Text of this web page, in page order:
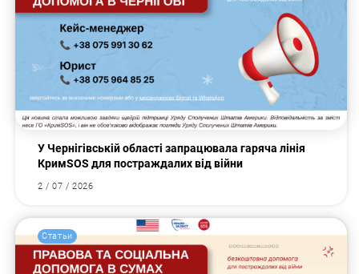
У Чернігівській області запрацювала гаряча лінія
КримSOS для постраждалих від війни
2 / 07 / 2026
Статьи